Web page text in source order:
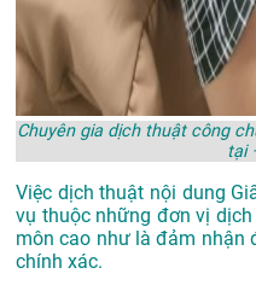
Chuyên gia dịch thuật công
tại
Việc dịch thuật nội dung
vụ thuộc những đơn vị
môn cao như là đảm nhận
chính xác.